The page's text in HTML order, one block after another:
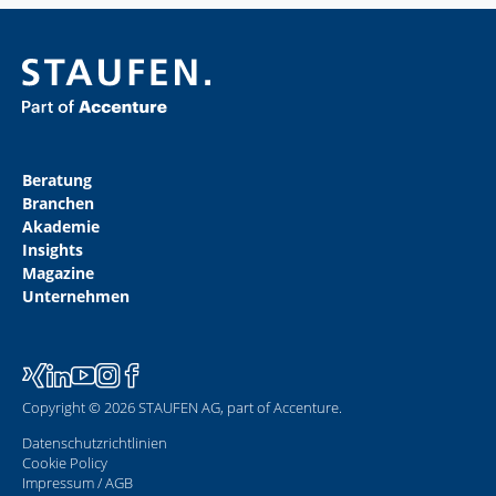
Beratung
Branchen
Akademie
Insights
Magazine
Unternehmen
Copyright © 2026 STAUFEN AG, part of Accenture.
Datenschutzrichtlinien
Cookie Policy
Impressum / AGB